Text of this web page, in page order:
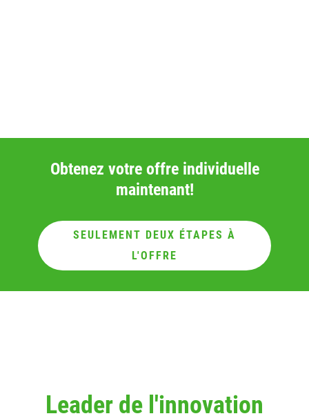
Obtenez votre offre individuelle
maintenant!
SEULEMENT DEUX ÉTAPES À
L'OFFRE
Leader de l'innovation